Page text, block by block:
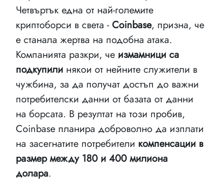
Четвъртък една от най-големите
криптоборси в света - Coinbase, призна, че
е станала жертва на подобна атака.
Компанията разкри, че измамници са
подкупили някои от нейните служители в
чужбина, за да получат достъп до важни
потребителски данни от базата от данни
на борсата. В резултат на този пробив,
Coinbase планира доброволно да изплати
на засегнатите потребители компенсации в
размер между 180 и 400 милиона
долара.